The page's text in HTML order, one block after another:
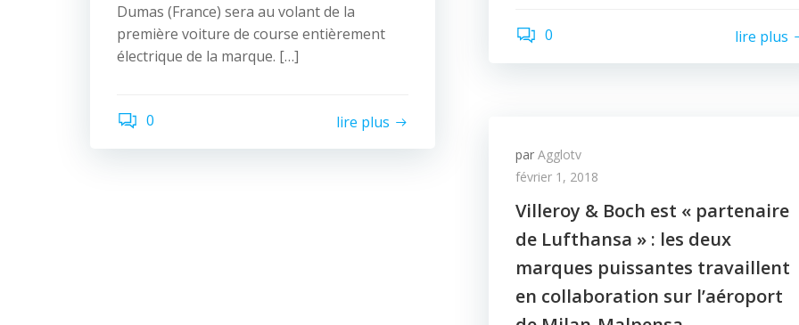
Dumas (France) sera au volant de la
première voiture de course entièrement
électrique de la marque. […]
0 lire plus
0 lire plus
par Agglotv
février 1, 2018
Villeroy & Boch est « partenaire
de Lufthansa » : les deux
marques puissantes travaillent
en collaboration sur l’aéroport